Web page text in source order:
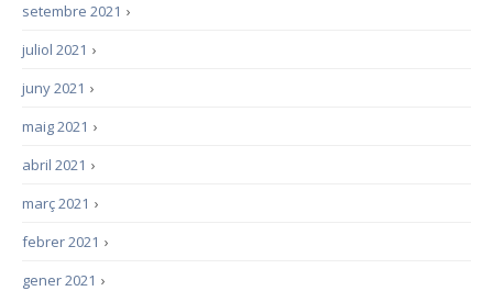
›
setembre 2021
›
juliol 2021
›
juny 2021
›
maig 2021
›
abril 2021
›
març 2021
›
febrer 2021
›
gener 2021